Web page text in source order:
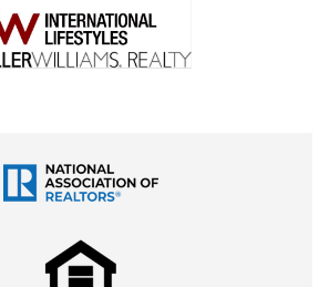
el proceso suele verse así:
o abogado comienza a revisar